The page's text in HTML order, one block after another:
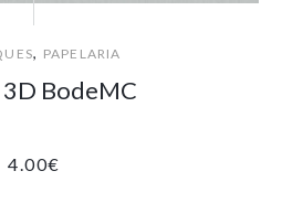
, PAPELARIA
BodeMC
4.00€